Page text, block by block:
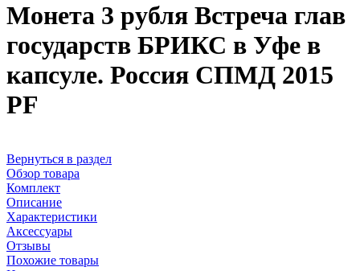
Монета 3 рубля Встреча глав
государств БРИКС в Уфе в
капсуле. Россия СПМД 2015
PF
Вернуться в раздел
Обзор товара
Комплект
Описание
Характеристики
Аксессуары
Отзывы
Похожие товары